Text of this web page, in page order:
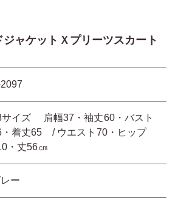
ャケットＸプリーツスカート
サイズ 肩幅37・袖丈60・バスト
・着丈65 / ウエスト70・ヒップ
・丈56㎝
ー